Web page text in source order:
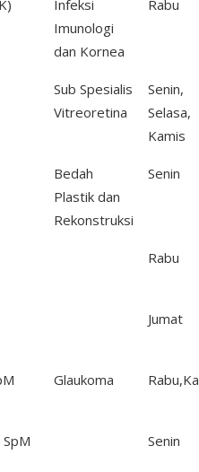
Infeksi
Imunologi
dan Kornea
Rabu
Sub Spesialis
Vitreoretina
Senin,
Selasa,
Kamis
Bedah
Plastik dan
Rekonstruksi
Senin
Rabu
Jumat
Glaukoma
Senin